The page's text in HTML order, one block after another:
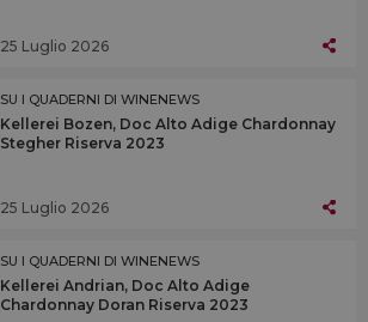
25 Luglio 2026
SU I QUADERNI DI WINENEWS
Kellerei Bozen, Doc Alto Adige Chardonnay
Stegher Riserva 2023
25 Luglio 2026
SU I QUADERNI DI WINENEWS
Kellerei Andrian, Doc Alto Adige
Chardonnay Doran Riserva 2023